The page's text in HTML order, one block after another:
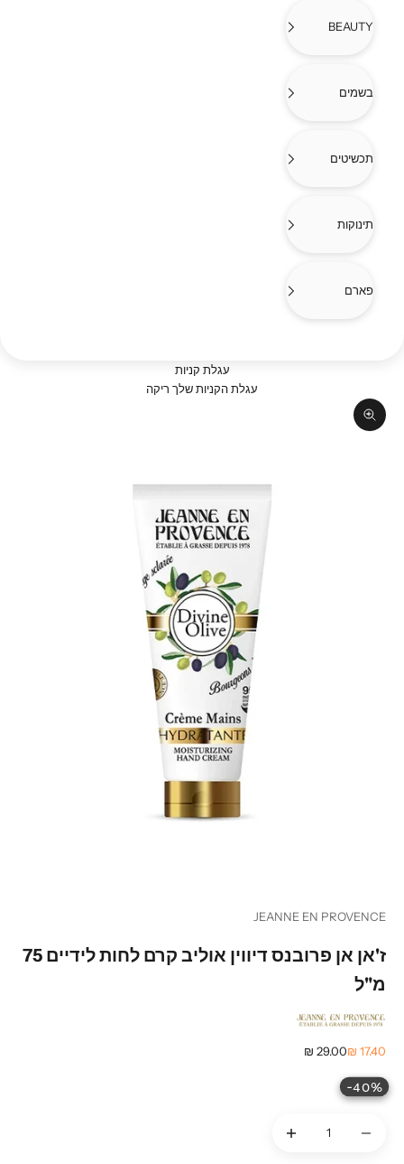
BEAUTY
בשמים
תכשיטים
תינוקות
פארם
עגלת קניות
עגלת הקניות שלך ריקה
תקריב
JEANNE EN PROVENCE
ז'אן אן פרובנס דיווין אוליב קרם לחות לידיים 75
מ"ל
מחיר מבצע
17.40 ₪ מחיר רגיל
29.00 ₪
40%-